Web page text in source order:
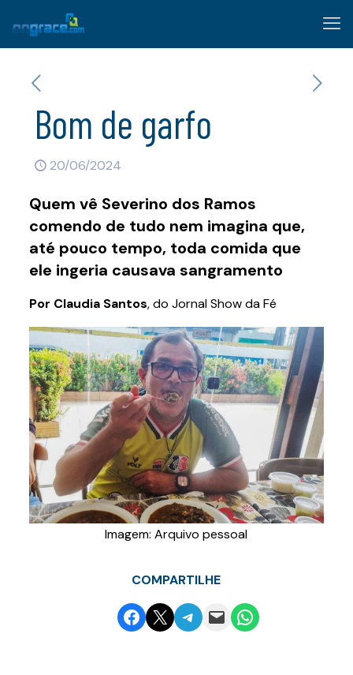
Bom de garfo
20/06/2024
Quem vê Severino dos Ramos
comendo de tudo nem imagina que,
até pouco tempo, toda comida que
ele ingeria causava sangramento
Por Claudia Santos, do Jornal Show da Fé
Imagem: Arquivo pessoal
COMPARTILHE
Share on Facebook
Email this PageShare on Telegram
Email this PageShare on WhatsApp